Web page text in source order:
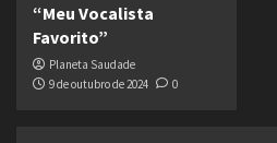
“Meu Vocalista
Favorito”
Planeta Saudade
9 de outubro de 2024
0